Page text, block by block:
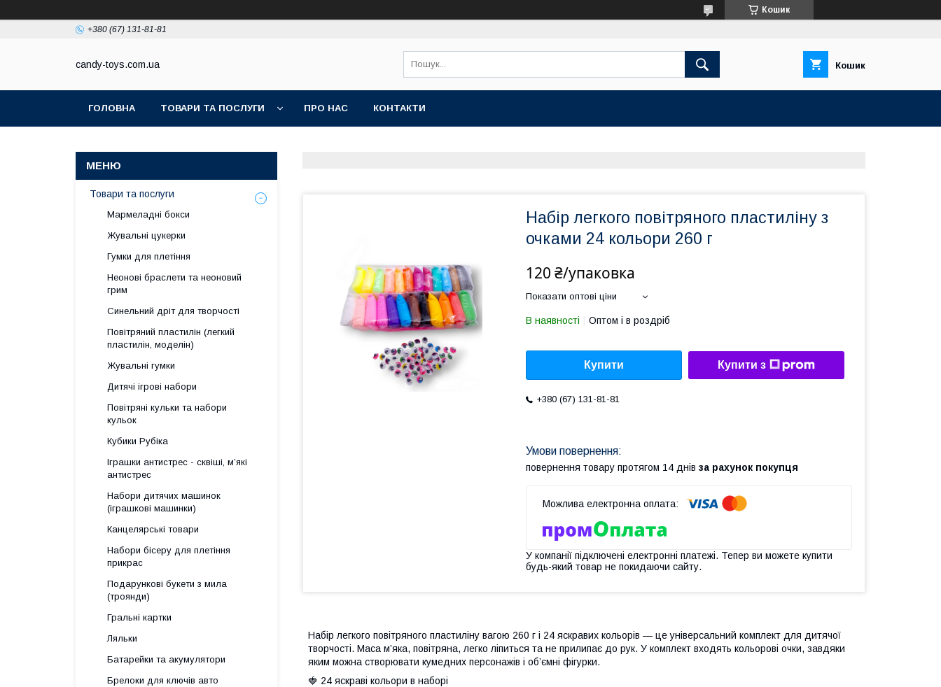
Кошик
+380 (67) 131-81-81
candy-toys.com.ua Кошик
ГОЛОВНА ТОВАРИ ТА ПОСЛУГИ ПРО НАС КОНТАКТИ
Набір легкого повітряного пластиліну з
очками 24 кольори 260 г
120 ₴/упаковка
Показати оптові ціни
В наявності Оптом і в роздріб
Купити Купити з
+380 (67) 131-81-81
повернення товару протягом 14 днів за рахунок покупця
У компанії підключені електронні платежі. Тепер ви можете купити
будь-який товар не покидаючи сайту.
Набір легкого повітряного пластиліну вагою 260 г і 24 яскравих кольорів — це універсальний комплект для дитячої
творчості. Маса м’яка, повітряна, легко ліпиться та не прилипає до рук. У комплект входять кольорові очки, завдяки
яким можна створювати кумедних персонажів і об’ємні фігурки.
🍓 24 яскраві кольори в наборі
Товари та послуги
Мармеладні бокси
Жувальні цукерки
Гумки для плетіння
Неонові браслети та неоновий
грим
Синельний дріт для творчості
Повітряний пластилін (легкий
пластилін, моделін)
Жувальні гумки
Дитячі ігрові набори
Повітряні кульки та набори
кульок
Кубики Рубіка
Іграшки антистрес - сквіші, м’які
антистрес
Набори дитячих машинок
(іграшкові машинки)
Канцелярські товари
Набори бісеру для плетіння
прикрас
Подарункові букети з мила
(троянди)
Гральні картки
Ляльки
Батарейки та акумулятори
Брелоки для ключів авто